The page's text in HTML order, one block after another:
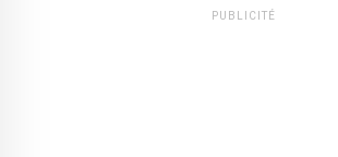
PUBLICITÉ